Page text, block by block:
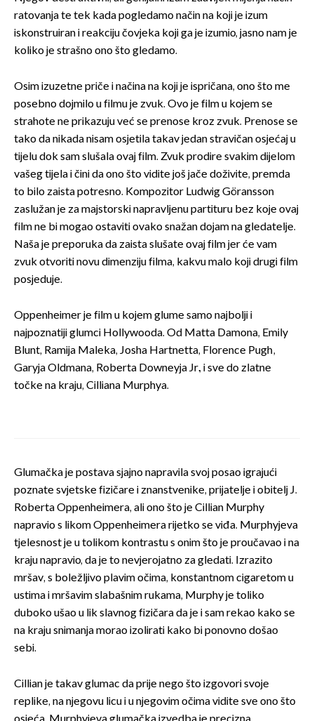
ratovanja te tek kada pogledamo način na koji je izum
iskonstruiran i reakciju čovjeka koji ga je izumio, jasno nam je
koliko je strašno ono što gledamo.
Osim izuzetne priče i načina na koji je ispričana, ono što me
posebno dojmilo u filmu je zvuk. Ovo je film u kojem se
strahote ne prikazuju već se prenose kroz zvuk. Prenose se
tako da nikada nisam osjetila takav jedan stravičan osjećaj u
tijelu dok sam slušala ovaj film. Zvuk prodire svakim dijelom
vašeg tijela i čini da ono što vidite još jače doživite, premda
to bilo zaista potresno. Kompozitor Ludwig Göransson
zaslužan je za majstorski napravljenu partituru bez koje ovaj
film ne bi mogao ostaviti ovako snažan dojam na gledatelje.
Naša je preporuka da zaista slušate ovaj film jer će vam
zvuk otvoriti novu dimenziju filma, kakvu malo koji drugi film
posjeduje.
Oppenheimer je film u kojem glume samo najbolji i
najpoznatiji glumci Hollywooda. Od Matta Damona, Emily
Blunt, Ramija Maleka, Josha Hartnetta, Florence Pugh,
Garyja Oldmana, Roberta Downeyja Jr., i sve do zlatne
točke na kraju, Cilliana Murphya.
Glumačka je postava sjajno napravila svoj posao igrajući
poznate svjetske fizičare i znanstvenike, prijatelje i obitelj J.
Roberta Oppenheimera, ali ono što je Cillian Murphy
napravio s likom Oppenheimera rijetko se viđa. Murphyjeva
tjelesnost je u tolikom kontrastu s onim što je proučavao i na
kraju napravio, da je to nevjerojatno za gledati. Izrazito
mršav, s boležljivo plavim očima, konstantnom cigaretom u
ustima i mršavim slabašnim rukama, Murphy je toliko
duboko ušao u lik slavnog fizičara da je i sam rekao kako se
na kraju snimanja morao izolirati kako bi ponovno došao
sebi.
Cillian je takav glumac da prije nego što izgovori svoje
replike, na njegovu licu i u njegovim očima vidite sve ono što